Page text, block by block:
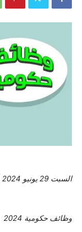
السبت 29 يونيو 2024 | 08:49 ص
وظائف حكومية 2024